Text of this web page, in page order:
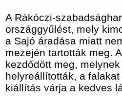
A Rákóczi-
országgyűlést, mely
a Sajó áradása miatt
mezején tartották meg.
kezdődött meg,
helyreállították, a
kiállítás várja a kedves